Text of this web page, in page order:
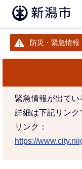
防災・緊急情報
緊急情報が出てい
詳細は下記リンク
リンク：
https://